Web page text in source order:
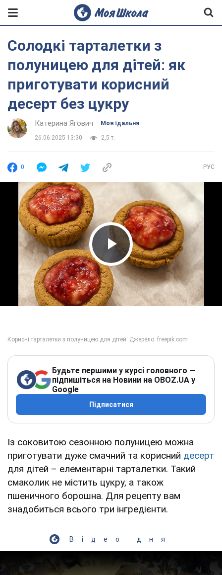
Солодкі тарталетки з
полуницею для дітей: як
приготувати корисний
десерт без цукру
Катерина Ягович Моя їдальня
26.06.2025 13:30 2,5 т.
0 РУС
Play Video
Будьте першими у курсі головного —
підпишіться на Новини на OBOZ.UA у
Google
Підписатися
Із соковитою сезонною полуницею можна
приготувати дуже смачний та корисний десерт
для дітей – елементарні тарталетки. Такий
смаколик не містить цукру, а також
пшеничного борошна. Для рецепту вам
знадобиться всього три інгредієнти.
Відео дня